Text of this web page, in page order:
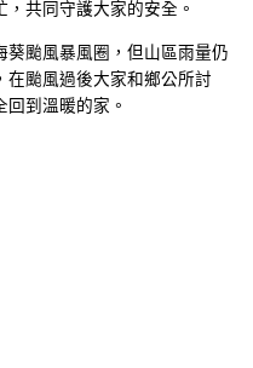
共同守護大家的安全。
葵颱風暴風圈，但山區雨量仍
在颱風過後大家和鄉公所討
到溫暖的家。